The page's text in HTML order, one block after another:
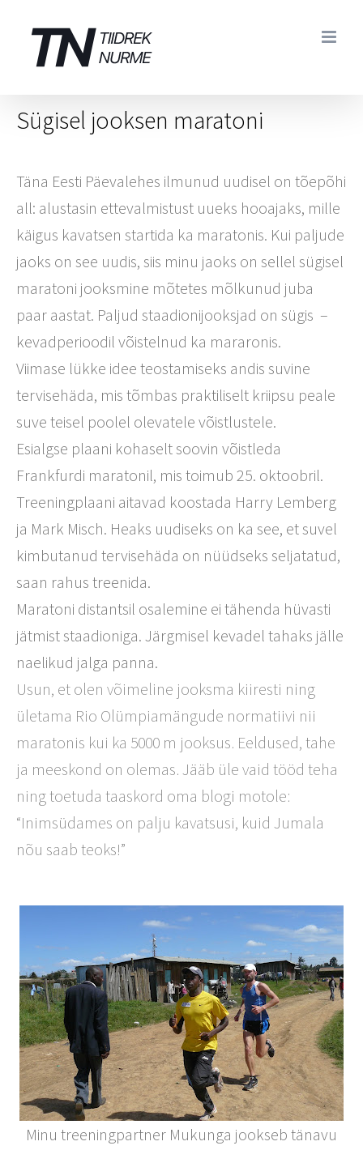
content
Sügisel jooksen maratoni
Täna Eesti Päevalehes ilmunud uudisel on tõepõhi
all: alustasin ettevalmistust uueks hooajaks, mille
käigus kavatsen startida ka maratonis. Kui paljude
jaoks on see uudis, siis minu jaoks on sellel sügisel
maratoni jooksmine mõtetes mõlkunud juba
paar aastat. Paljud staadionijooksjad on sügis –
kevadperioodil võistelnud ka mararonis.
Viimase lükke idee teostamiseks andis suvine
tervisehäda, mis tõmbas praktiliselt kriipsu peale
suve teisel poolel olevatele võistlustele.
Esialgse plaani kohaselt soovin võistleda
Frankfurdi maratonil, mis toimub 25. oktoobril.
Treeningplaani aitavad koostada Harry Lemberg
ja Mark Misch. Heaks uudiseks on ka see, et suvel
kimbutanud tervisehäda on nüüdseks seljatatud,
saan rahus treenida.
Maratoni distantsil osalemine ei tähenda hüvasti
jätmist staadioniga. Järgmisel kevadel tahaks jälle
naelikud jalga panna.
Usun, et olen võimeline jooksma kiiresti ning
ületama Rio Olümpiamängude normatiivi nii
maratonis kui ka 5000 m jooksus. Eeldused, tahe
ja meeskond on olemas. Jääb üle vaid tööd teha
ning toetuda taaskord oma blogi motole:
“Inimsüdames on palju kavatsusi, kuid Jumala
nõu saab teoks!”
Minu treeningpartner Mukunga jookseb tänavu